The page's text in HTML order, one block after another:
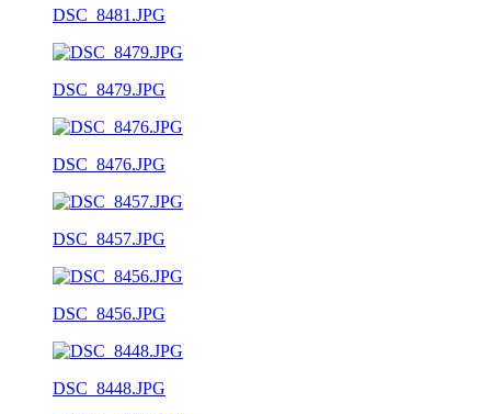
DSC_8481.JPG
DSC_8479.JPG
DSC_8476.JPG
DSC_8457.JPG
DSC_8456.JPG
DSC_8448.JPG